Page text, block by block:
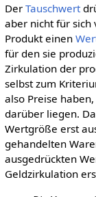
Der Tauschwert
aber nicht für
Produkt einen
für den sie
Zirkulation der
selbst zum
also Preise
darüber liegen.
Wertgröße erst
gehandelten
ausgedrückten
Geldzirkulation